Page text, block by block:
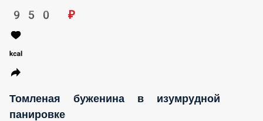
710 ₽
Плато из тигровых креветок